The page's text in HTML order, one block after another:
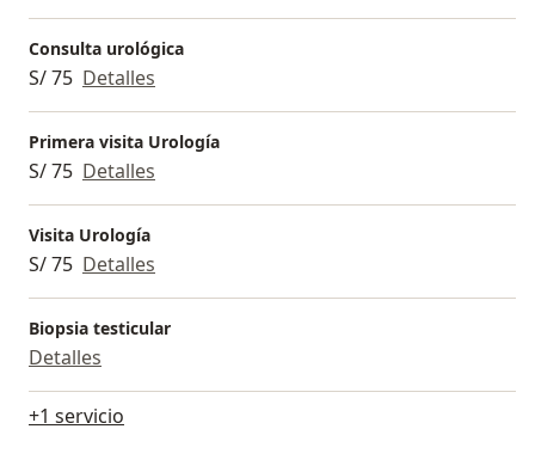
Consulta urológica
S/ 75 Detalles
Primera visita Urología
S/ 75 Detalles
Visita Urología
S/ 75 Detalles
Biopsia testicular
Detalles
+1 servicio